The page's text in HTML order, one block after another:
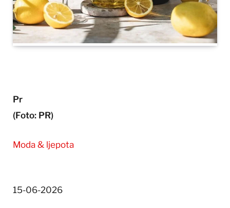
Pr
(Foto: PR)
Moda & ljepota
15-06-2026